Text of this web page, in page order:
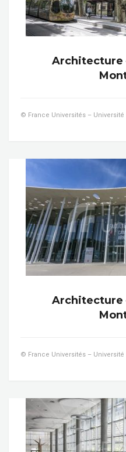
Architecture
© France Universités –
Architecture
© France Universités –